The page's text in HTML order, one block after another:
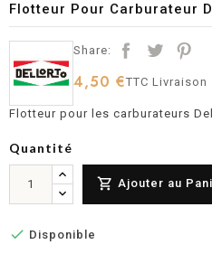
Flotteur Pour Carburateur
Share:
4,50 €TTCLivraison
Flotteur pour les carburateurs
Quantité
 Ajouter au
 Disponible